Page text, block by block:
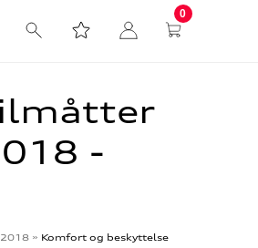
0
-
» Komfort og beskyttelse